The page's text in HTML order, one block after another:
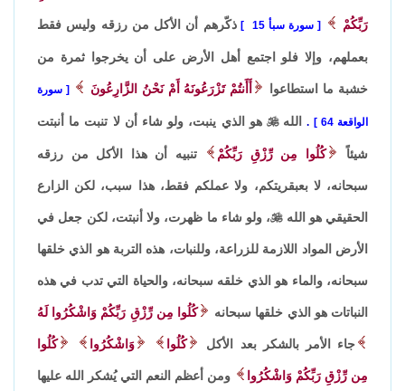
رَبِّكُمْ سورة سبأ 15 ذكّرهم أن الأكل من رزقه وليس فقط
بعملهم، وإلا فلو اجتمع أهل الأرض على أن يخرجوا ثمرة من
خشبة ما استطاعوا أَأَنتُمْ تَزْرَعُونَهُ أَمْ نَحْنُ الزَّارِعُونَ سورة
الواقعة 64 .الله هو الذي ينبت، ولو شاء أن لا تنبت ما أنبتت
شيئاً كُلُوا مِن رِّزْقِ رَبِّكُمْ تنبيه أن هذا الأكل من رزقه
سبحانه، لا بعبقريتكم، ولا عملكم فقط، هذا سبب، لكن الزارع
الحقيقي هو الله، ولو شاء ما ظهرت، ولا أنبتت، لكن جعل في
الأرض المواد اللازمة للزراعة، وللنبات، هذه التربة هو الذي خلقها
سبحانه، والماء هو الذي خلقه سبحانه، والحياة التي تدب في هذه
النباتات هو الذي خلقها سبحانه كُلُوا مِن رِّزْقِ رَبِّكُمْ وَاشْكُرُوا لَهُ
جاء الأمر بالشكر بعد الأكل كُلُوا وَاشْكُرُوا كُلُوا
مِن رِّزْقِ رَبِّكُمْ وَاشْكُرُوا ومن أعظم النعم التي يُشكر الله عليها